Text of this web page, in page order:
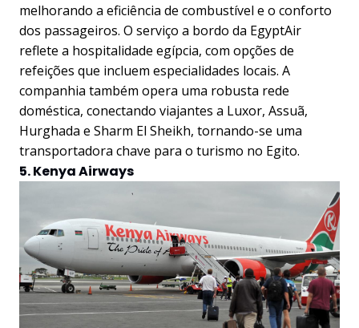
melhorando a eficiência de combustível e o conforto
dos passageiros. O serviço a bordo da EgyptAir
reflete a hospitalidade egípcia, com opções de
refeições que incluem especialidades locais. A
companhia também opera uma robusta rede
doméstica, conectando viajantes a Luxor, Assuã,
Hurghada e Sharm El Sheikh, tornando-se uma
transportadora chave para o turismo no Egito.
5. Kenya Airways